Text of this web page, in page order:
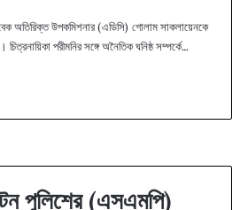
অতিরিক্ত উপকমিশনার (এডিসি) গোলাম সাকলায়েনকে
পরীমনির সঙ্গে অনৈতিক ঘনিষ্ঠ সম্পর্কে…
পুলিশের (এসএমপি)